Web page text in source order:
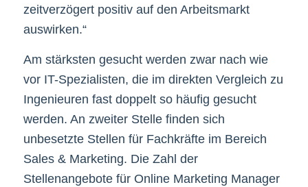
zeitverzögert positiv auf den Arbeitsmarkt
auswirken.“
Am stärksten gesucht werden zwar nach wie
vor IT-Spezialisten, die im direkten Vergleich zu
Ingenieuren fast doppelt so häufig gesucht
werden. An zweiter Stelle finden sich
unbesetzte Stellen für Fachkräfte im Bereich
Sales & Marketing. Die Zahl der
Stellenangebote für Online Marketing Manager